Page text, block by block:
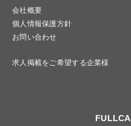
会社概要
個人情報保護方針
お問い合わせ
求人掲載をご希望する企業様